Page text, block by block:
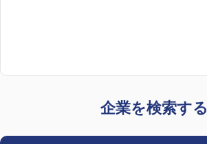
企業を検索する